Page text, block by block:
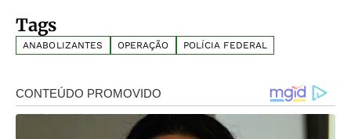
Tags
ANABOLIZANTES OPERAÇÃO POLÍCIA FEDERAL